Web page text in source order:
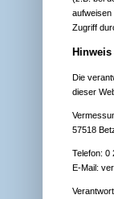
aufweisen
Zugriff
Die
dieser
57518
Telefon: 0
E-Mail: